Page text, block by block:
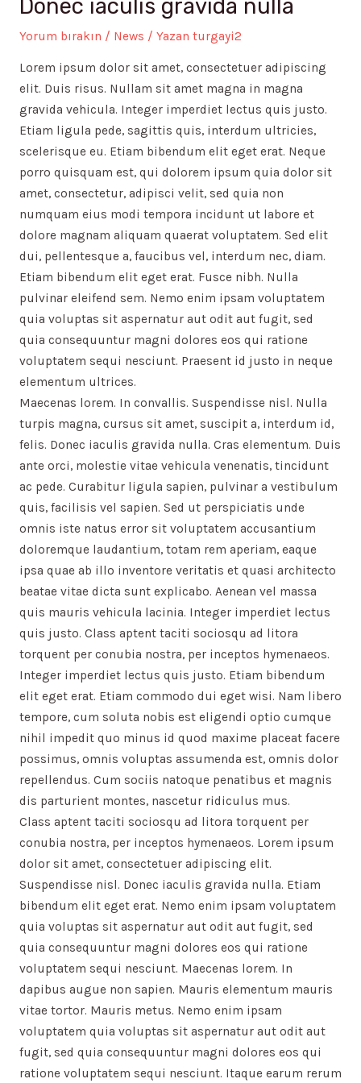
Donec iaculis gravida nulla
Yorum bırakın / News / Yazan turgayi2
Lorem ipsum dolor sit amet, consectetuer adipiscing
elit. Duis risus. Nullam sit amet magna in magna
gravida vehicula. Integer imperdiet lectus quis justo.
Etiam ligula pede, sagittis quis, interdum ultricies,
scelerisque eu. Etiam bibendum elit eget erat. Neque
porro quisquam est, qui dolorem ipsum quia dolor sit
amet, consectetur, adipisci velit, sed quia non
numquam eius modi tempora incidunt ut labore et
dolore magnam aliquam quaerat voluptatem. Sed elit
dui, pellentesque a, faucibus vel, interdum nec, diam.
Etiam bibendum elit eget erat. Fusce nibh. Nulla
pulvinar eleifend sem. Nemo enim ipsam voluptatem
quia voluptas sit aspernatur aut odit aut fugit, sed
quia consequuntur magni dolores eos qui ratione
voluptatem sequi nesciunt. Praesent id justo in neque
elementum ultrices.
Maecenas lorem. In convallis. Suspendisse nisl. Nulla
turpis magna, cursus sit amet, suscipit a, interdum id,
felis. Donec iaculis gravida nulla. Cras elementum. Duis
ante orci, molestie vitae vehicula venenatis, tincidunt
ac pede. Curabitur ligula sapien, pulvinar a vestibulum
quis, facilisis vel sapien. Sed ut perspiciatis unde
omnis iste natus error sit voluptatem accusantium
doloremque laudantium, totam rem aperiam, eaque
ipsa quae ab illo inventore veritatis et quasi architecto
beatae vitae dicta sunt explicabo. Aenean vel massa
quis mauris vehicula lacinia. Integer imperdiet lectus
quis justo. Class aptent taciti sociosqu ad litora
torquent per conubia nostra, per inceptos hymenaeos.
Integer imperdiet lectus quis justo. Etiam bibendum
elit eget erat. Etiam commodo dui eget wisi. Nam libero
tempore, cum soluta nobis est eligendi optio cumque
nihil impedit quo minus id quod maxime placeat facere
possimus, omnis voluptas assumenda est, omnis dolor
repellendus. Cum sociis natoque penatibus et magnis
dis parturient montes, nascetur ridiculus mus.
Class aptent taciti sociosqu ad litora torquent per
conubia nostra, per inceptos hymenaeos. Lorem ipsum
dolor sit amet, consectetuer adipiscing elit.
Suspendisse nisl. Donec iaculis gravida nulla. Etiam
bibendum elit eget erat. Nemo enim ipsam voluptatem
quia voluptas sit aspernatur aut odit aut fugit, sed
quia consequuntur magni dolores eos qui ratione
voluptatem sequi nesciunt. Maecenas lorem. In
dapibus augue non sapien. Mauris elementum mauris
vitae tortor. Mauris metus. Nemo enim ipsam
voluptatem quia voluptas sit aspernatur aut odit aut
fugit, sed quia consequuntur magni dolores eos qui
ratione voluptatem sequi nesciunt. Itaque earum rerum